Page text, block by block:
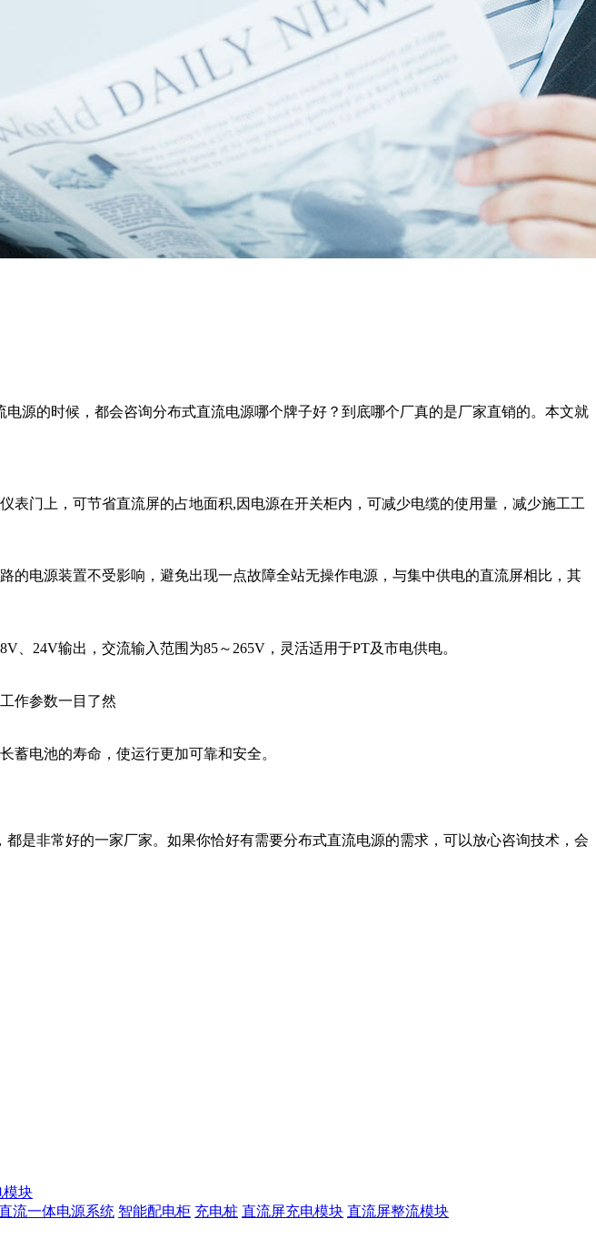
源的时候，都会咨询分布式直流电源哪个牌子好？到底哪个厂真的是厂家直销的。本文就
门上，可节省直流屏的占地面积,因电源在开关柜内，可减少电缆的使用量，减少施工工
电源装置不受影响，避免出现一点故障全站无操作电源，与集中供电的直流屏相比，其
24V输出，交流输入范围为85～265V，灵活适用于PT及市电供电。
作参数一目了然
蓄电池的寿命，使运行更加可靠和安全。
是非常好的一家厂家。如果你恰好有需要分布式直流电源的需求，可以放心咨询技术，会
模块
流一体电源系统 智能配电柜 充电桩 直流屏充电模块 直流屏整流模块